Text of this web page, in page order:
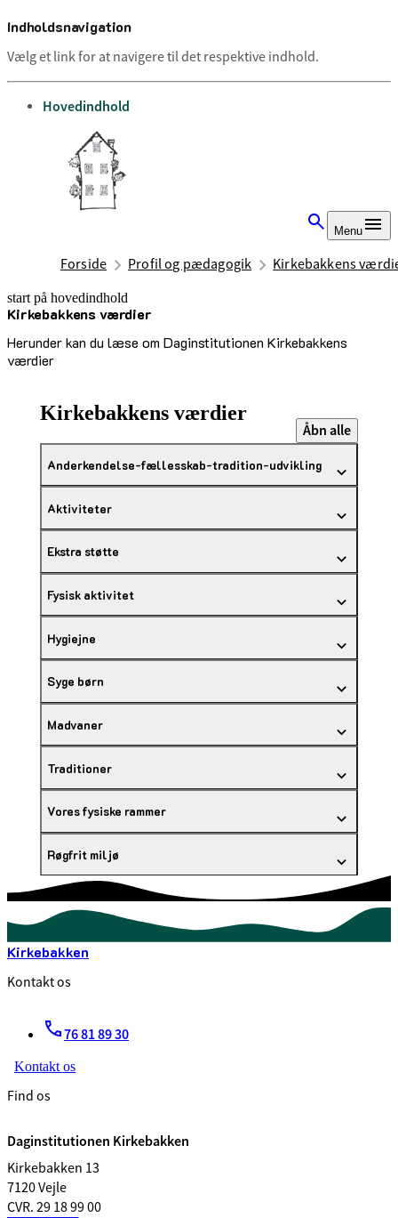
Indholdsnavigation
Vælg et link for at navigere til det respektive indhold.
gå til
Hovedindhold
Menu
Forside Profil og pædagogik Kirkebakkens
start på hovedindhold
Kirkebakkens værdier
Herunder kan du læse om Daginstitutionen Kirkebakkens
værdier
senest opdateret 2. juli 2025
Kirkebakkens værdier
Åbn alle
Anderkendelse-fællesskab-tradition-udvikling
Aktiviteter
Ekstra støtte
Fysisk aktivitet
Hygiejne
Syge børn
Madvaner
Traditioner
Vores fysiske rammer
Røgfrit miljø
Kirkebakken
Kontakt os
76 81 89 30
Kontakt os
Find os
Daginstitutionen Kirkebakken
Kirkebakken 13
7120 Vejle
CVR. 29 18 99 00